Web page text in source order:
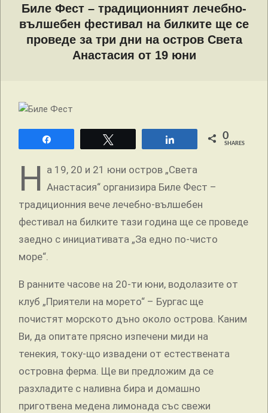
Navigation
Menu
Биле Фест – традиционният лечебно-
вълшебен фестивал на билките ще се
проведе за три дни на остров Света
Анастасия от 19 юни
0
SHARES
Н а 19, 20 и 21 юни остров „Света
Анастасия“ организира Биле Фест –
традиционния вече лечебно-вълшебен
фестивал на билките тази година ще се проведе
заедно с инициативата „За едно по-чисто
море“.
В ранните часове на 20-ти юни, водолазите от
клуб „Приятели на морето“ – Бургас ще
почистят морското дъно около острова. Каним
Ви, да опитате прясно изпечени миди на
тенекия, току-що извадени от естествената
островна ферма. Ще ви предложим да се
разхладите с наливна бира и домашно
приготвена медена лимонада със свежи